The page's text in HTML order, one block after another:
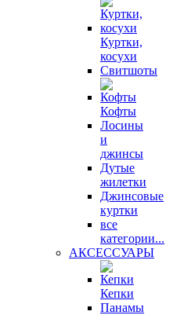
Куртки,
косухи
Свитшоты
Кофты
Лосины
и
джинсы
Дутые
жилетки
Джинсовые
куртки
все
категории...
АКСЕССУАРЫ
Кепки
Панамы